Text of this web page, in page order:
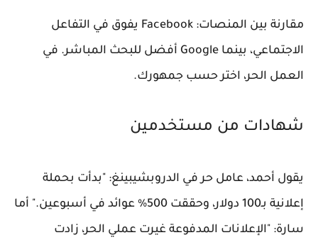
مقارنة بين المنصات: Facebook يفوق في التفاعل
الاجتماعي، بينما Google أفضل للبحث المباشر. في
العمل الحر، اختر حسب جمهورك.
شهادات من مستخدمين
يقول أحمد، عامل حر في الدروبشيبينغ: "بدأت بحملة
إعلانية بـ100 دولار، وحققت 500% عوائد في أسبوعين." أما
سارة: "الإعلانات المدفوعة غيرت عملي الحر، زادت